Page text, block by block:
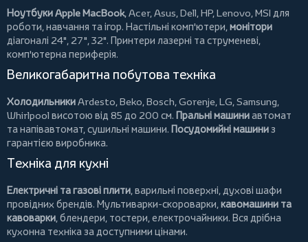
Ноутбуки Apple MacBook,Acer,Asus,Dell,HP,Lenovo,MSI для
роботи, навчання та ігор. Настільні комп'ютери,монітори
діагоналі 24", 27", 32". Принтери лазерні та струменеві,
комп'ютерна периферія.
Великогабаритна побутова техніка
ХолодильникиArdesto,Beko,Bosch,Gorenje,LG,Samsung,
Whirlpool висотою від 85 до 200 см. Пральні машиниавтомат
та напівавтомат,сушильні машини. Посудомийні машиниз
гарантією виробника.
Техніка для кухні
Електричні та газові плити, варильні поверхні, духові шафи
провідних брендів. Мультиварки-скороварки,кавомашини та
кавоварки,блендери, тостери,електрочайники. Вся дрібна
кухонна техніка за доступними цінами.